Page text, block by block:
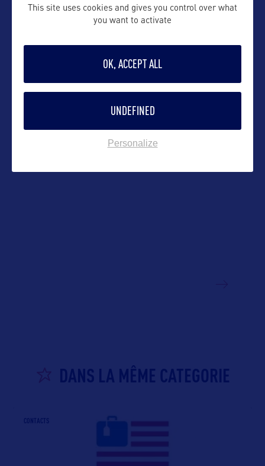
Contact grand public
membershipteam@iglta.org
Suivre
DANS LA MÊME CATEGORIE
CONTACTS
This site uses cookies and gives you control over what
you want to activate
OK, ACCEPT ALL
UNDEFINED
Personalize